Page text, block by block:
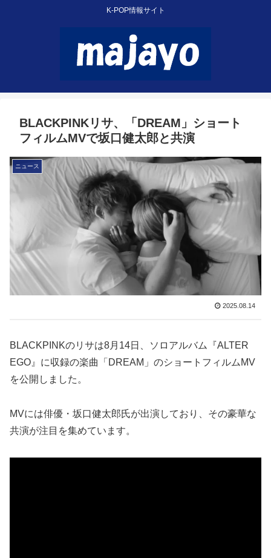
K-POP情報サイト
BLACKPINKリサ、「DREAM」ショート
フィルムMVで坂口健太郎と共演
ニュース
2025.08.14
BLACKPINKのリサは8月14日、ソロアルバム『ALTER
EGO』に収録の楽曲「DREAM」のショートフィルムMV
を公開しました。
MVには俳優・坂口健太郎氏が出演しており、その豪華な
共演が注目を集めています。